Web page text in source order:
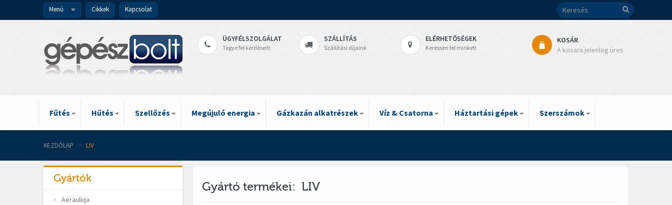
Menü Cikkek Kapcsolat
ÜGYFÉLSZOLGÁLAT
Tegye fel kérdéseit!
SZÁLLÍTÁS
Szállítási díjaink
ELÉRHETŐSÉGEK
Keressen fel minket!
KOSÁR
A kosara jelenleg üres
Fűtés Hűtés Szellőzés Megújuló energia Gázkazán alkatrészek Víz & Csatorna Háztartási gépek Szerszámok
KEZDŐLAP > LIV
Gyártók
Aerauliqa
Gyártó termékei: LIV